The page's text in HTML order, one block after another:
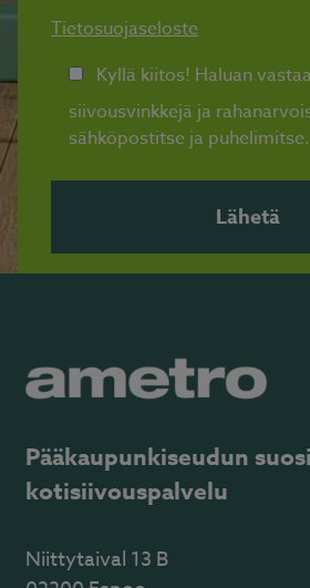
Tietosuojaseloste
Kyllä kiitos! Haluan
siivousvinkkejä ja
sähköpostitse ja puhelimitse.
Pääkaupunkiseudun
kotisiivouspalvelu
Niittytaival 13 B